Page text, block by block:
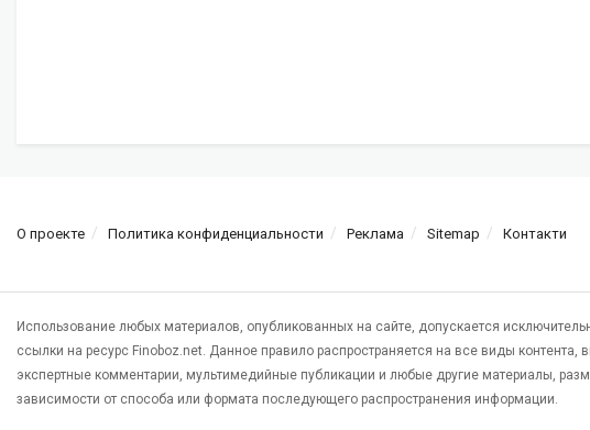
О проекте Политика конфиденциальности Реклама Sitemap Контакти
Использование любых материалов, опубликованных на сайте, допускается
ссылки на ресурс Finoboz.net. Данное правило распространяется на все виды
экспертные комментарии, мультимедийные публикации и любые другие материалы,
зависимости от способа или формата последующего распространения информации.